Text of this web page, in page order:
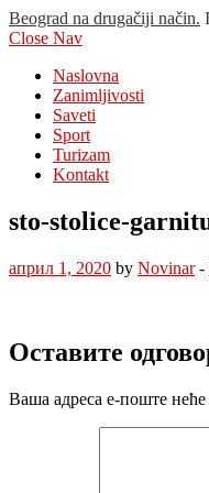
Beograd na drugačiji način.
Close Nav
Naslovna
Zanimljivosti
Saveti
Sport
Turizam
Kontakt
sto-stolice-
април 1, 2020 by Novinar-
Оставите
Ваша адреса е-поште